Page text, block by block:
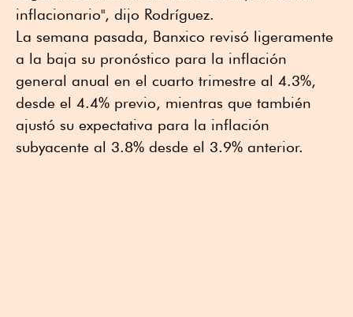
inflacionario", dijo Rodríguez.
La semana pasada, Banxico revisó ligeramente
a la baja su pronóstico para la inflación
general anual en el cuarto trimestre al 4.3%,
desde el 4.4% previo, mientras que también
ajustó su expectativa para la inflación
subyacente al 3.8% desde el 3.9% anterior.